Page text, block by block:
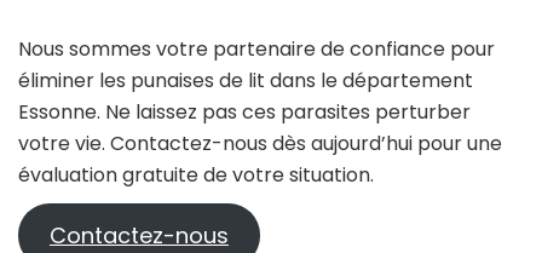
Nous sommes votre partenaire de confiance pour
éliminer les punaises de lit dans le département
Essonne. Ne laissez pas ces parasites perturber
votre vie. Contactez-nous dès aujourd’hui pour une
évaluation gratuite de votre situation.
Contactez-nous